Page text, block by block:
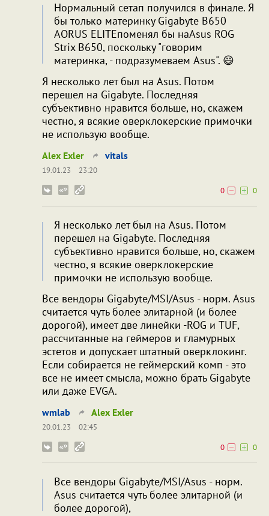
Нормальный сетап получился в финале. Я
бы только материнку Gigabyte B650
AORUS ELITEпоменял бы наAsus ROG
Strix B650, поскольку "говорим
материнка, - подразумеваем Asus". 😄
Я несколько лет был на Asus. Потом
перешел на Gigabyte. Последняя
субъективно нравится больше, но, скажем
честно, я всякие оверклокерские примочки
не использую вообще.
Alex Exler vitals
19.01.23
23:20
0
0
Я несколько лет был на Asus. Потом
перешел на Gigabyte. Последняя
субъективно нравится больше, но, скажем
честно, я всякие оверклокерские
примочки не использую вообще.
Все вендоры Gigabyte/MSI/Asus - норм. Asus
считается чуть более элитарной (и более
дорогой), имеет две линейки -ROG и TUF,
рассчитанные на геймеров и гламурных
эстетов и допускает штатный оверклокинг.
Если собирается не геймерский комп - это
все не имеет смысла, можно брать Gigabyte
или даже EVGA.
wmlab Alex Exler
20.01.23
02:45
0
0
Все вендоры Gigabyte/MSI/Asus - норм.
Asus считается чуть более элитарной (и
более дорогой),